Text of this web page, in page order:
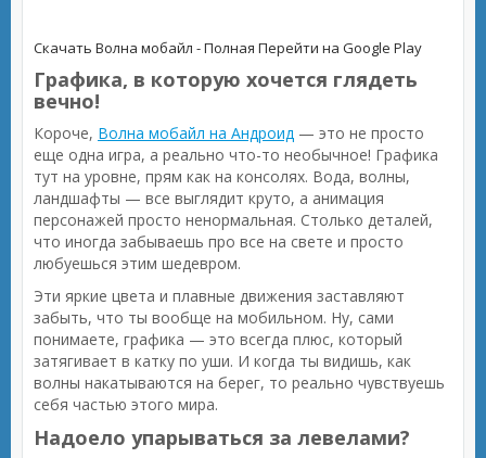
Скачать Волна мобайл - Полная Перейти на Google Play
Графика, в которую хочется глядеть
вечно!
Короче, Волна мобайл на Андроид — это не просто
еще одна игра, а реально что-то необычное! Графика
тут на уровне, прям как на консолях. Вода, волны,
ландшафты — все выглядит круто, а анимация
персонажей просто ненормальная. Столько деталей,
что иногда забываешь про все на свете и просто
любуешься этим шедевром.
Эти яркие цвета и плавные движения заставляют
забыть, что ты вообще на мобильном. Ну, сами
понимаете, графика — это всегда плюс, который
затягивает в катку по уши. И когда ты видишь, как
волны накатываются на берег, то реально чувствуешь
себя частью этого мира.
Надоело упарываться за левелами?